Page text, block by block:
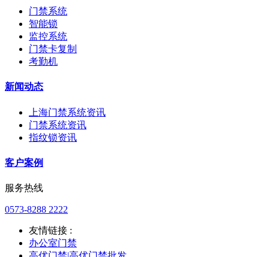
门禁系统
智能锁
监控系统
门禁卡复制
考勤机
新闻动态
上海门禁系统资讯
门禁系统资讯
指纹锁资讯
客户案例
服务热线
0573-8288 2222
友情链接 :
办公室门禁